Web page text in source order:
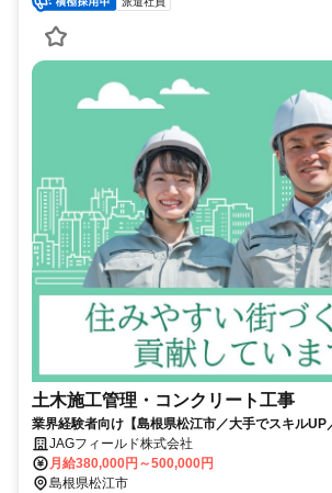
土木施工管理・コンクリート工事
業界経験者向け【島根県松江市／大手でスキルUP
JAGフィールド株式会社
月給380,000円～500,000円
島根県松江市